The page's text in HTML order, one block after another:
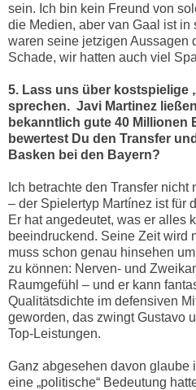
sein. Ich bin kein Freund von
die Medien, aber van Gaal ist in
waren seine jetzigen Aussagen
Schade, wir hatten auch viel
5. Lass uns über kostspielige
sprechen. Javi Martinez
bekanntlich gute 40 Millionen
bewertest Du den Transfer
Basken bei den Bayern?
Ich betrachte den Transfer
– der Spielertyp Martínez ist für
Er hat angedeutet, was er alles
beeindruckend. Seine Zeit wird
muss schon genau hinsehen
zu können: Nerven- und
Raumgefühl – und er kann
Qualitätsdichte im defensiven
geworden, das zwingt Gustavo
Top-Leistungen.
Ganz abgesehen davon glaube
eine „politische“ Bedeutung